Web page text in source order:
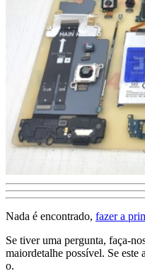
Nada é encontrado, fazer a
Se tiver uma pergunta, faça-
maiordetalhe possível. Se
o.